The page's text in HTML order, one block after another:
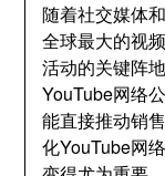
随着社交媒体
全球最大的视
活动的关键阵
YouTube网络
能直接推动销
化YouTube网